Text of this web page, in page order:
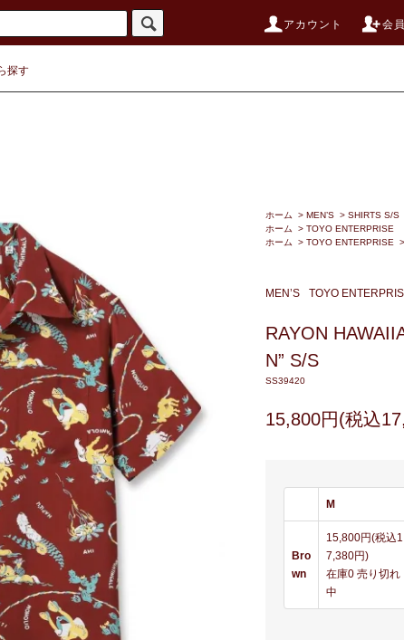
アカウント 会
探す
ホーム > MEN’S > SHIRTS S/S
ホーム
> TOYO ENTERPRISE
ホーム
> TOYO ENTERPRISE >
MEN’S TOYO
RAYON
N” S/S
SS39420
15,800円(税込
M
Bro
wn
15,800円(税込1
7,380円)
在庫0 売り切れ
中